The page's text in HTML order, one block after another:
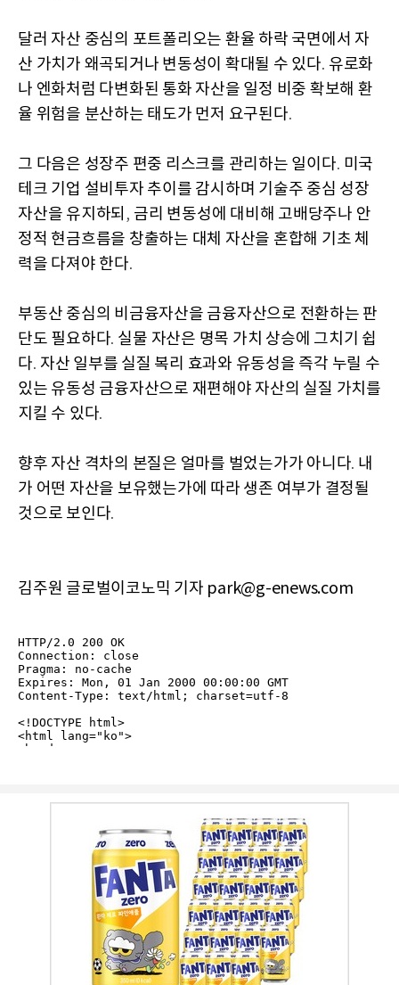
달러 자산 중심의 포트폴리오는 환율 하락 국면에서 자
산 가치가 왜곡되거나 변동성이 확대될 수 있다. 유로화
나 엔화처럼 다변화된 통화 자산을 일정 비중 확보해 환
율 위험을 분산하는 태도가 먼저 요구된다.
그 다음은 성장주 편중 리스크를 관리하는 일이다. 미국
테크 기업 설비투자 추이를 감시하며 기술주 중심 성장
자산을 유지하되 , 금리 변동성에 대비해 고배당주나 안
정적 현금흐름을 창출하는 대체 자산을 혼합해 기초 체
력을 다져야 한다.
부동산 중심의 비금융자산을 금융자산으로 전환하는 판
단도 필요하다. 실물 자산은 명목 가치 상승에 그치기 쉽
다. 자산 일부를 실질 복리 효과와 유동성을 즉각 누릴 수
있는 유동성 금융자산으로 재편해야 자산의 실질 가치를
지킬 수 있다.
향후 자산 격차의 본질은 얼마를 벌었는가가 아니다. 내
가 어떤 자산을 보유했는가에 따라 생존 여부가 결정될
것으로 보인다.
김주원 글로벌이코노믹 기자 park@g-enews.com